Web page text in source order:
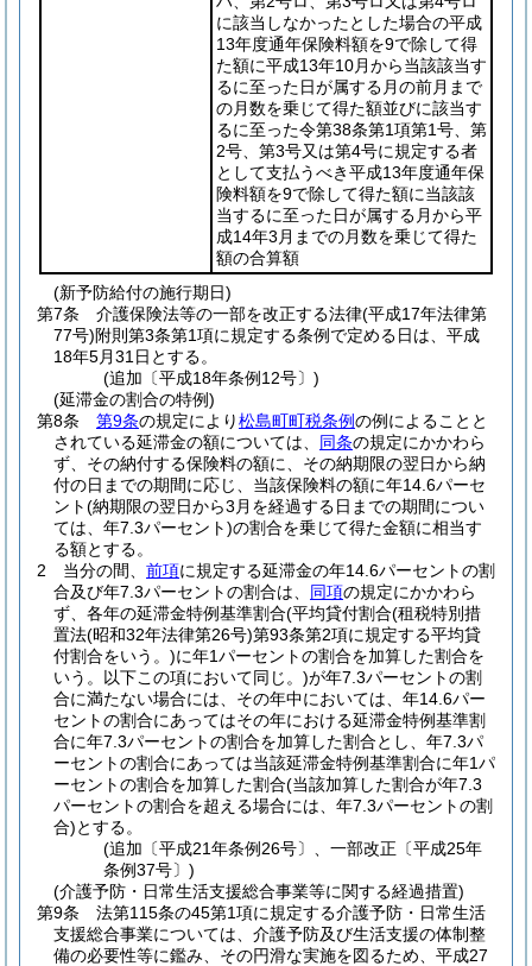
に該当しなかったとした場合の平成
13年度通年保険料額を9で除して得
た額に平成13年10月から当該該当す
るに至った日が属する月の前月まで
の月数を乗じて得た額並びに該当す
るに至った令第38条第1項第1号、第
2号、第3号又は第4号に規定する者
として支払うべき平成13年度通年保
険料額を9で除して得た額に当該該
当するに至った日が属する月から平
成14年3月までの月数を乗じて得た
額の合算額
(新予防給付の施行期日)
第7条
介護保険法等の一部を改正する法律(平成17年法律第
77号)附則第3条第1項に規定する条例で定める日は、平成
18年5月31日とする。
(追加〔平成18年条例12号〕)
(延滞金の割合の特例)
第8条
第9条の規定により松島町町税条例の例によることと
されている延滞金の額については、 同条の規定にかかわら
ず、その納付する保険料の額に、その納期限の翌日から納
付の日までの期間に応じ、当該保険料の額に年14.6パーセ
ント(納期限の翌日から3月を経過する日までの期間につい
ては、年7.3パーセント)の割合を乗じて得た金額に相当す
る額とする。
2
当分の間、 前項に規定する延滞金の年14.6パーセントの割
合及び年7.3パーセントの割合は、 同項の規定にかかわら
ず、各年の延滞金特例基準割合(平均貸付割合(租税特別措
置法(昭和32年法律第26号)第93条第2項に規定する平均貸
付割合をいう。)に年1パーセントの割合を加算した割合を
いう。以下この項において同じ。)が年7.3パーセントの割
合に満たない場合には、その年中においては、年14.6パー
セントの割合にあってはその年における延滞金特例基準割
合に年7.3パーセントの割合を加算した割合とし、年7.3パ
ーセントの割合にあっては当該延滞金特例基準割合に年1パ
ーセントの割合を加算した割合(当該加算した割合が年7.3
パーセントの割合を超える場合には、年7.3パーセントの割
合)とする。
(追加〔平成21年条例26号〕、一部改正〔平成25年
条例37号〕)
(介護予防・日常生活支援総合事業等に関する経過措置)
第9条
法第115条の45第1項に規定する介護予防・日常生活
支援総合事業については、介護予防及び生活支援の体制整
備の必要性等に鑑み、その円滑な実施を図るため、平成27